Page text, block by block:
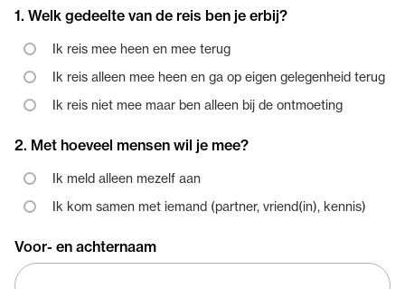
1. Welk gedeelte van de reis ben je erbij?
Ik reis mee heen en mee terug
Ik reis alleen mee heen en ga op eigen gelegenheid terug
Ik reis niet mee maar ben alleen bij de ontmoeting
2. Met hoeveel mensen wil je mee?
Ik meld alleen mezelf aan
Ik kom samen met iemand (partner, vriend(in), kennis)
Voor- en achternaam